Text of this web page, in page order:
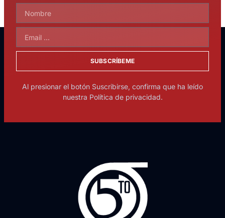
SUBSCRÍBEME
Al presionar el botón Suscribirse, confirma que ha leído
nuestra Política de privacidad.